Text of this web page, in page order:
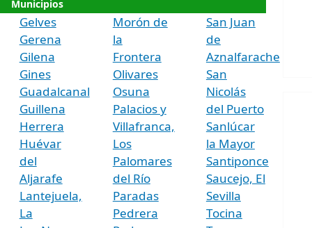
Municipios
Gelves
Gerena
Gilena
Gines
Guadalcanal
Guillena
Herrera
Huévar
del
Aljarafe
Lantejuela,
La
Morón de
la
Frontera
Olivares
Osuna
Palacios y
Villafranca,
Los
Palomares
del Río
Paradas
Pedrera
San Juan
de
Aznalfarache
San
Nicolás
del Puerto
Sanlúcar
la Mayor
Santiponce
Saucejo, El
Sevilla
Tocina